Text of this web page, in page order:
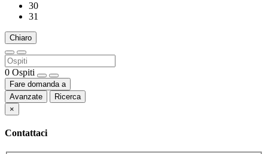
30
31
Chiaro
0 Ospiti
Fare domanda a
Avanzate
Ricerca
×
Contattaci